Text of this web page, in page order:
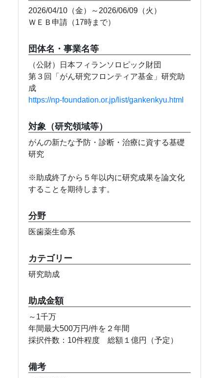
2026/04/10（金）～2026/06/09（火）
ＷＥＢ申請（17時まで）
団体名・事業名等
（公財）日本フィランソロピック財団
第３回「がん研究フロンティア基金」研究助
成
https://np-foundation.or.jp/list/gankenkyu.html
対象（研究領域等）
がんの新たな予防・診断・治療に資する基礎
研究
※助成終了から５年以内に研究成果を論文化
することを期待します。
分野
医歯薬生命系
カテゴリー
研究助成
助成金額
～1千万
年間最大500万円/件を２年間
採択件数：10件程度 総額１億円（予定）
備考